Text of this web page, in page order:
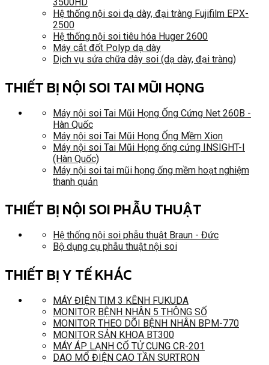
Hệ thống nội soi dạ dày, đại tràng Fujifilm EPX-
2500
Hệ thống nội soi tiêu hóa Huger 2600
Máy cắt đốt Polyp dạ dày
Dịch vụ sửa chữa dây soi (dạ dày, đại tràng)
THIẾT BỊ NỘI SOI TAI MŨI HỌNG
Máy nội soi Tai Mũi Họng Ống Cứng Net 260B -
Hàn Quốc
Máy nội soi Tai Mũi Họng Ống Mềm Xion
Máy nội soi Tai Mũi Họng ống cứng INSIGHT-I
(Hàn Quốc)
Máy nội soi tai mũi họng ống mềm hoạt nghiệm
thanh quản
THIẾT BỊ NỘI SOI PHẪU THUẬT
Hệ thống nội soi phẫu thuật Braun - Đức
Bộ dụng cụ phẫu thuật nội soi
THIẾT BỊ Y TẾ KHÁC
MÁY ĐIỆN TIM 3 KÊNH FUKUDA
MONITOR BỆNH NHÂN 5 THÔNG SỐ
MONITOR THEO DÕI BỆNH NHÂN BPM-770
MONITOR SẢN KHOA BT300
MÁY ÁP LẠNH CỔ TỬ CUNG CR-201
DAO MỔ ĐIỆN CAO TẦN SURTRON